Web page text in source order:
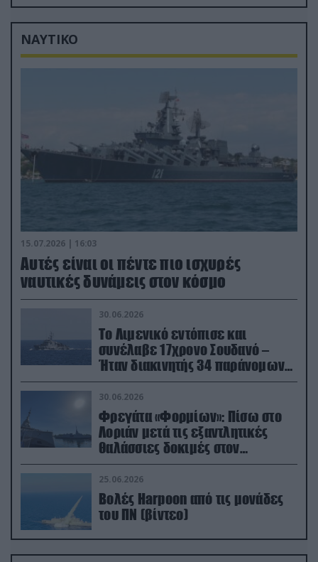
ΝΑΥΤΙΚΟ
15.07.2026 | 16:03
Aυτές είναι οι πέντε πιο ισχυρές
ναυτικές δυνάμεις στον κόσμο
30.06.2026
Το Λιμενικό εντόπισε και
συνέλαβε 17χρονο Σουδανό –
Ήταν διακινητής 34 παράνομων
μεταναστών
30.06.2026
Φρεγάτα «Φορμίων»: Πίσω στο
Λοριάν μετά τις εξαντλητικές
θαλάσσιες δοκιμές στον
απαιτητικό Βισκαϊκό
25.06.2026
Βολές Harpoon από τις μονάδες
του ΠΝ (βίντεο)